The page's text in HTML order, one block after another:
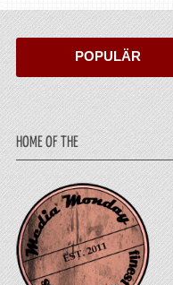
POPULÄR
HOME OF THE